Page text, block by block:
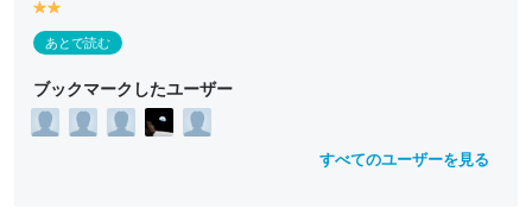
y
e
ll
w
e
ll
o
w
あとで読む
ブックマークしたユーザー
すべてのユーザーを見る